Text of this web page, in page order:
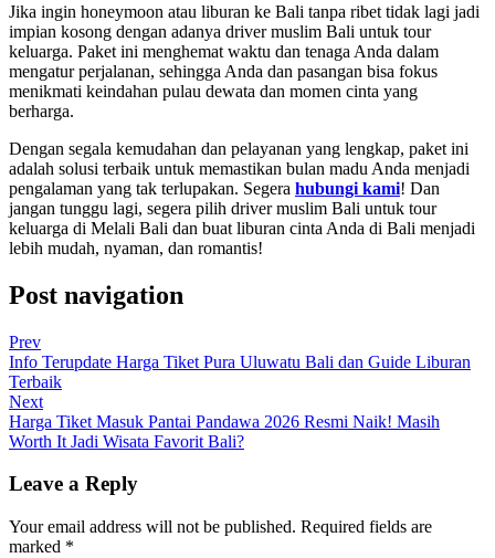
Jika ingin honeymoon atau liburan ke Bali tanpa ribet tidak lagi jadi
impian kosong dengan adanya driver muslim Bali untuk tour
keluarga. Paket ini menghemat waktu dan tenaga Anda dalam
mengatur perjalanan, sehingga Anda dan pasangan bisa fokus
menikmati keindahan pulau dewata dan momen cinta yang
berharga.
Dengan segala kemudahan dan pelayanan yang lengkap, paket ini
adalah solusi terbaik untuk memastikan bulan madu Anda menjadi
pengalaman yang tak terlupakan. Segera hubungi kami! Dan
jangan tunggu lagi, segera pilih driver muslim Bali untuk tour
keluarga di Melali Bali dan buat liburan cinta Anda di Bali menjadi
lebih mudah, nyaman, dan romantis!
Post navigation
Prev
Info Terupdate Harga Tiket Pura Uluwatu Bali dan Guide Liburan
Terbaik
Next
Harga Tiket Masuk Pantai Pandawa 2026 Resmi Naik! Masih
Worth It Jadi Wisata Favorit Bali?
Leave a Reply
Your email address will not be published. Required fields are
marked *